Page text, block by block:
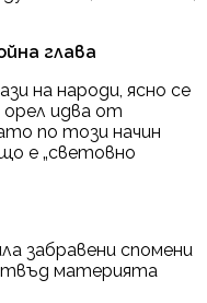
глава
на народи, ясно се
орел идва от
по този начин
е „световно
забравени спомени
материята